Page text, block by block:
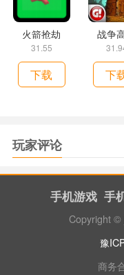
火箭抢劫
31.55
下载
战争
下
玩家评论
手机游戏 手
Copyright ©
豫
商务